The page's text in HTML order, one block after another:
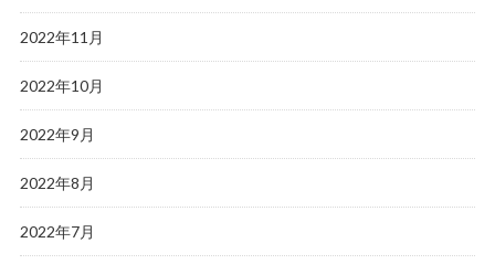
2022年11月
2022年10月
2022年9月
2022年8月
2022年7月